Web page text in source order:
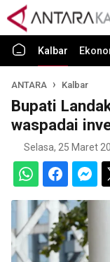
Kalbar
ANTARA Kalbar
Bupati
waspadai
Selasa, 25 Maret